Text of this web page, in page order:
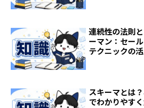
連続性の法則
ーマン：セー
テクニックの
スキーマとは
でわかりやす